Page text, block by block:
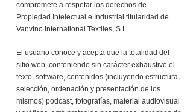
compromete a respetar los derechos de
Propiedad Intelectual e Industrial titularidad de
Vanvino International Textiles, S.L.
El usuario conoce y acepta que la totalidad del
sitio web, conteniendo sin carácter exhaustivo el
texto, software, contenidos (incluyendo estructura,
selección, ordenación y presentación de los
mismos) podcast, fotografías, material audiovisual